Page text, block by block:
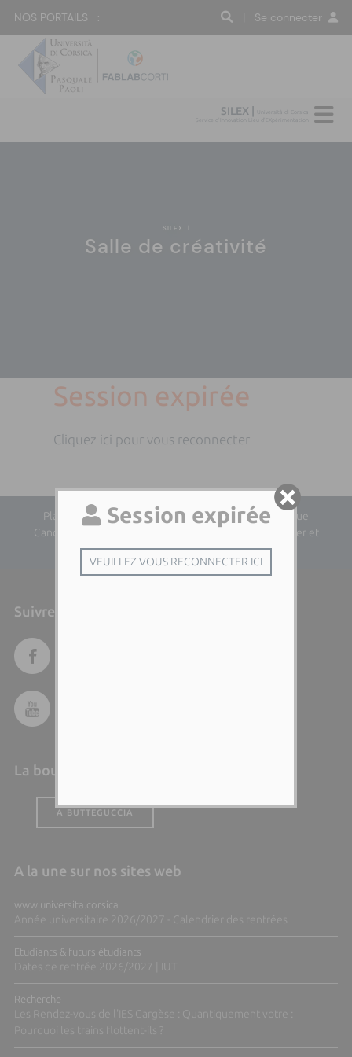
NOS PORTAILS : | Se connecter
SILEX |
SILEX
Salle de créativité
Session expirée
Cliquez ici pour vous reconnecter
Plan du site| Directeur de la publication : Dominique
Cancellieri | Responsable éditorial : Audrina Lhotellier et
Leria Paolini
Suivre l'Università di Corsica
La boutique de l'Università
A BUTTEGUCCIA
A la une sur nos sites web
www.universita.corsica
Année universitaire 2026/2027 - Calendrier des rentrées
Etudiants & futurs étudiants
Dates de rentrée 2026/2027 | IUT
Recherche
Les Rendez-vous de l'IES Cargèse : Quantiquement votre :
Pourquoi les trains flottent-ils ?